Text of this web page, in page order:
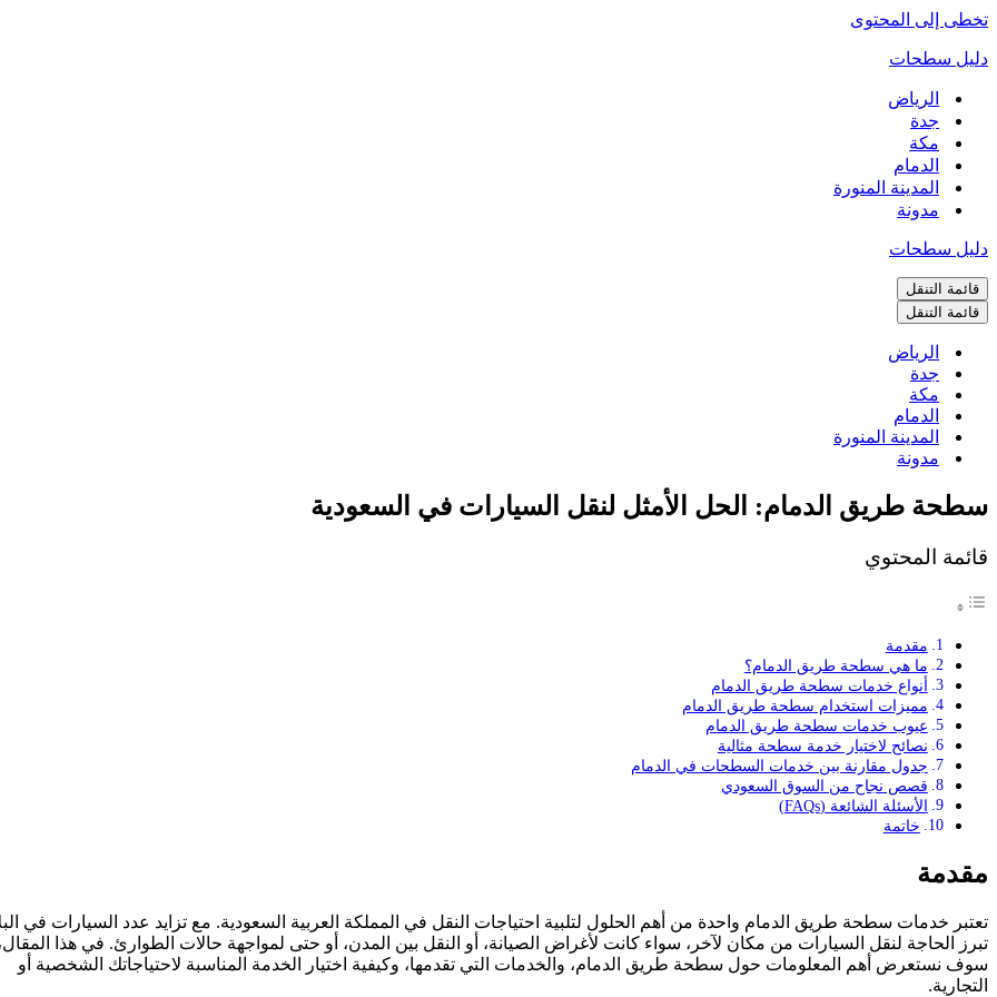
تخطى إلى المحتوى
دليل سطحات
الرياض
جدة
مكة
الدمام
المدينة المنورة
مدونة
دليل سطحات
قائمة التنقل
قائمة التنقل
الرياض
جدة
مكة
الدمام
المدينة المنورة
مدونة
سطحة طريق الدمام: الحل الأمثل لنقل السيارات في السعودية
قائمة المحتوي
مقدمة
ما هي سطحة طريق الدمام؟
أنواع خدمات سطحة طريق الدمام
مميزات استخدام سطحة طريق الدمام
عيوب خدمات سطحة طريق الدمام
نصائح لاختيار خدمة سطحة مثالية
جدول مقارنة بين خدمات السطحات في الدمام
قصص نجاح من السوق السعودي
الأسئلة الشائعة (FAQs)
خاتمة
مقدمة
تعتبر خدمات سطحة طريق الدمام واحدة من أهم الحلول لتلبية احتياجات النقل في المملكة العربية السعودية. مع تزايد عدد السيارات في
تبرز الحاجة لنقل السيارات من مكان لآخر، سواء كانت لأغراض الصيانة، أو النقل بين المدن، أو حتى لمواجهة حالات الطوارئ. في هذا
سوف نستعرض أهم المعلومات حول سطحة طريق الدمام، والخدمات التي تقدمها، وكيفية اختيار الخدمة المناسبة لاحتياجاتك الشخصية أو
التجارية.